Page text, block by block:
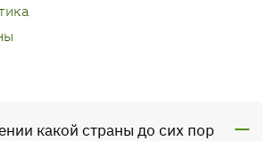
какой страны до сих пор